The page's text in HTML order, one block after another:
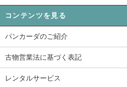
コンテンツを見る
パンカーダのご紹介
古物営業法に基づく表記
レンタルサービス